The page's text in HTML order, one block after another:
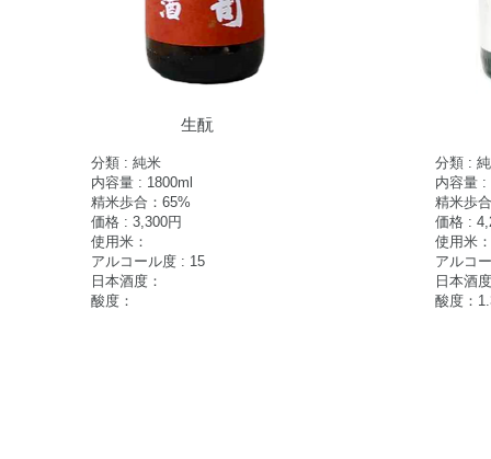
生酛
分類 : 純米
内容量 : 1800ml
精米歩合：65%
価格 : 3,300円
使用米：
アルコール度 : 15
日本酒度：
酸度：
分類 :
内容量 :
精米歩
価格 :
使用米
アルコ
日本酒
酸度：